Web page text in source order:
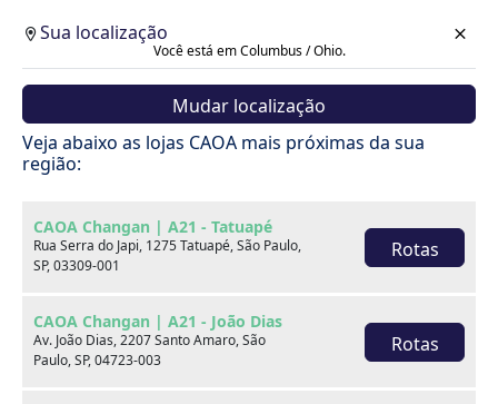
Sua localização
Você está em Columbus / Ohio.
Mudar localização
Veja abaixo as lojas CAOA mais próximas da sua
região:
CAOA Changan | A21 - Tatuapé
Rua Serra do Japi, 1275 Tatuapé, São Paulo,
SP, 03309-001
Rotas
CAOA Changan | A21 - João Dias
Av. João Dias, 2207 Santo Amaro, São
Paulo, SP, 04723-003
Rotas